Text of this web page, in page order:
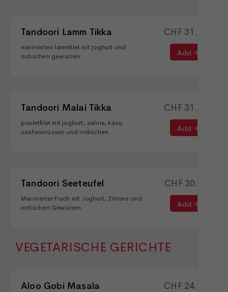
Tandoori Lamm Tikka
mariniertes lammfilet mit joghurt und
indischen gewürzen
CHF31.90
Add
Tandoori Malai Tikka
pouletfilet mit joghurt, sahne, käse,
cashewnüssen und indischen
CHF31.00
Add
Tandoori Seeteufel
Marinierter Fisch mit Joghurt, Zitrone und
indischen Gewürzen
CHF30.00
Add
VEGETARISCHE GERICHTE
Aloo Gobi Masala CHF24.90